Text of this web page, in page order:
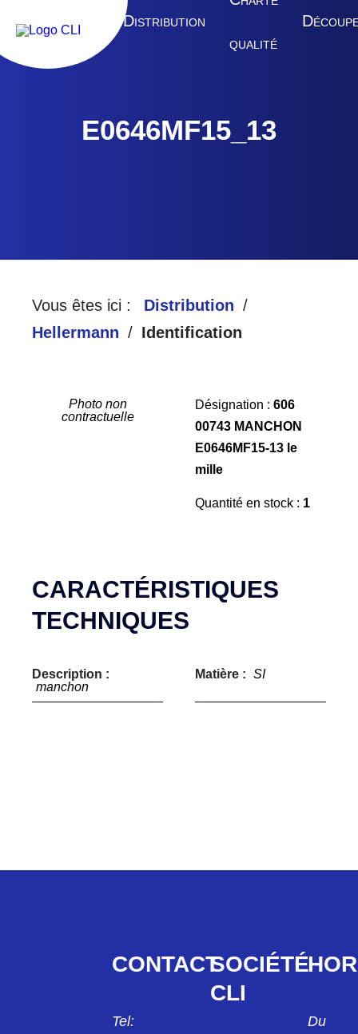
CCUEIL DISTRIBUTION
QUALITÉ
D
E0646MF15_13
Vous êtes ici :
Distribution
Hellermann
Identification
Photo non
contractuelle
Désignation : 606
00743 MANCHON
E0646MF15-13 le
mille
Quantité en stock : 1
CARACTÉRISTIQUES
TECHNIQUES
Description :
manchon
Matière : SI
CONTACT
Tel:
SOCIÉTÉ
CLI
Du